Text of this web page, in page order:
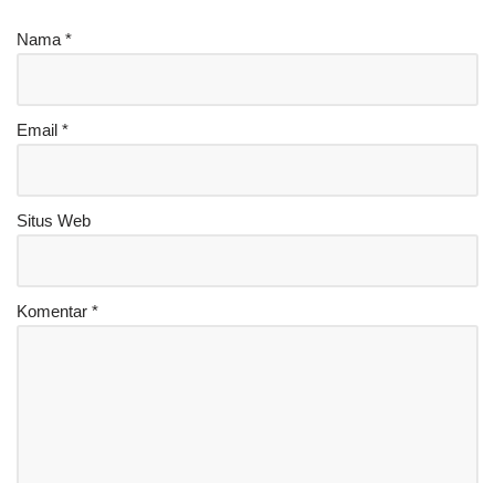
Nama *
Email *
Situs Web
Komentar *